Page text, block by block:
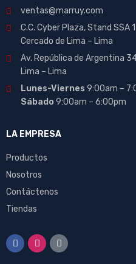
ventas@marruy.com
C.C. Cyber Plaza, Stand SSA
Cercado de Lima – Lima
Av. República de Argentina
Lima – Lima
Lunes-Viernes 9:00am –
Sábado9:00am – 6:00pm
LA EMPRESA
Productos
Nosotros
Contáctenos
Tiendas